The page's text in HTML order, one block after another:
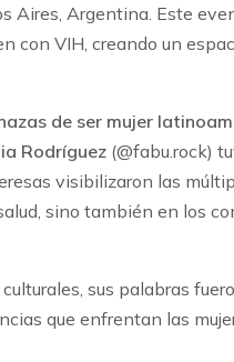
Aires, Argentina. Este
con VIH, creando un
de ser mujer
Rodríguez (@fabu.rock)
visibilizaron las
sino también en los
sus palabras
que enfrentan las